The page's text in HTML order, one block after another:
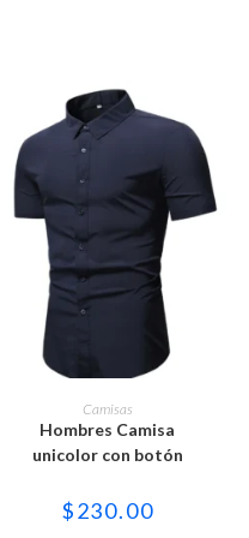
SELECCIONAR OPCIONES
producto
tiene
múltiples
variantes.
se
pueden
Camisas
Hombres Camisa
unicolor con botón
$230.00